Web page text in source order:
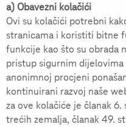
a) Obavezni kolačići
Ovi su kolačići potrebni
stranicama i koristiti bitne
funkcije kao što su obrada
pristup sigurnim
anonimnoj procjeni
kontinuirani razvoj naše
za ove kolačiće je članak 6.
trećih zemalja, članak 49.